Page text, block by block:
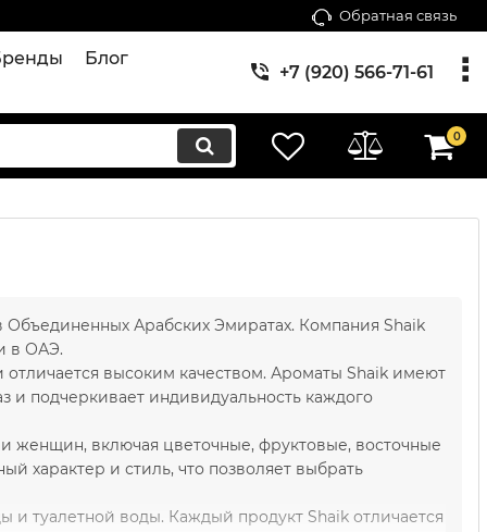
Обратная связь
Блог
+7 (920) 566-71-61
0
Арабских Эмиратах. Компания Shaik
в ОАЭ.
высоким качеством. Ароматы Shaik имеют
подчеркивает индивидуальность каждого
женщин, включая цветочные, фруктовые, восточные
характер и стиль, что позволяет выбрать
туалетной воды. Каждый продукт Shaik отличается